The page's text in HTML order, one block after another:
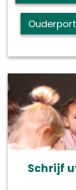
Schrijf